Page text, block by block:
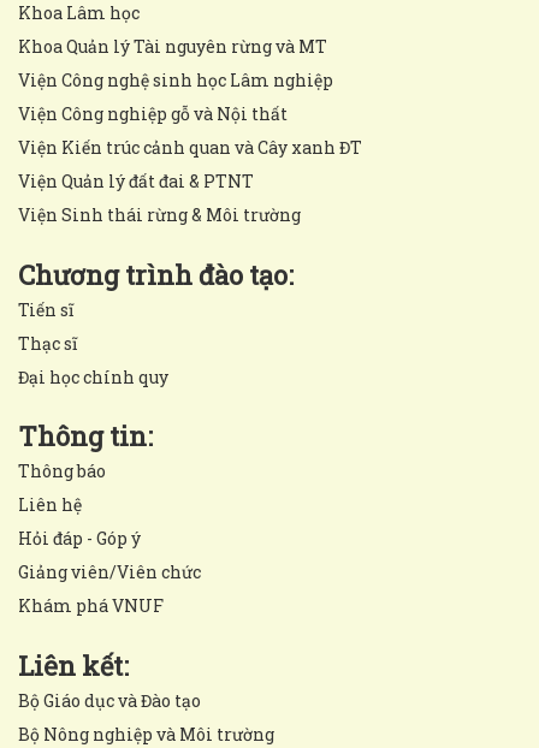
Khoa Lâm học
Khoa Quản lý Tài nguyên rừng và MT
Viện Công nghệ sinh học Lâm nghiệp
Viện Công nghiệp gỗ và Nội thất
Viện Kiến trúc cảnh quan và Cây xanh ĐT
Viện Quản lý đất đai & PTNT
Viện Sinh thái rừng & Môi trường
Chương trình đào tạo:
Tiến sĩ
Thạc sĩ
Đại học chính quy
Thông tin:
Thông báo
Liên hệ
Hỏi đáp - Góp ý
Giảng viên/Viên chức
Khám phá VNUF
Liên kết:
Bộ Giáo dục và Đào tạo
Bộ Nông nghiệp và Môi trường